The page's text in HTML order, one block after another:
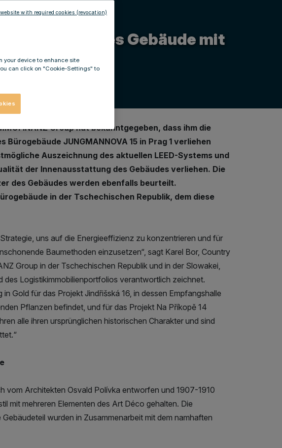
restauriertes Gebäude mit
Group hat bekanntgegeben, dass ihm die
JUNGMANNOVA 15 in Prag 1 verliehen
Auszeichnung des aktuellen LEED-Systems und
der Innenausstattung des Gebäudes verliehen. Die
des Gebäudes werden ebenfalls beurteilt.
in der Tschechischen Republik, dem diese
uns auf die Energieeffizienz zu konzentrieren und für
Baumethoden einzusetzen“, sagt Karel Bor, Country
Group in der Tschechischen Republik und in der Slowakei,
des Logistikimmobilienportfolios verantwortlich zeichnet.
Gold für das Projekt Jindřišská 16, in dessen Empfangshalle
Pflanzen befindet, und für das Projekt Na Příkopě 14
alle ihren ursprünglichen historischen Charakter und sind
vom Architekten Osvald Polívka entworfen und 1907-1910
mit mehreren Elementen des Art Déco gehalten. Die
wurden in Zusammenarbeit mit dem namhaften
your device to enhance site
can click on "Cookie-Settings" to
with required cookies (revocation)